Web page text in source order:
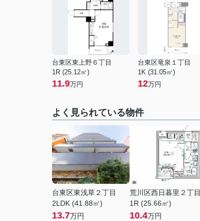
台東区東上野６丁目
1R (25.12㎡)
11.9万円
台東区竜泉１丁目
1K (31.05㎡)
12万円
よく見られている物件
台東区東浅草２丁目
2LDK (41.88㎡)
13.7万円
荒川区西日暮里２丁目
1R (25.66㎡)
10.4万円